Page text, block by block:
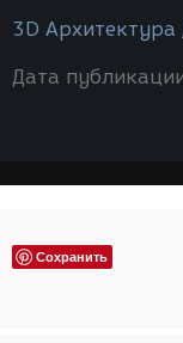
3D
Дата
Сохранить